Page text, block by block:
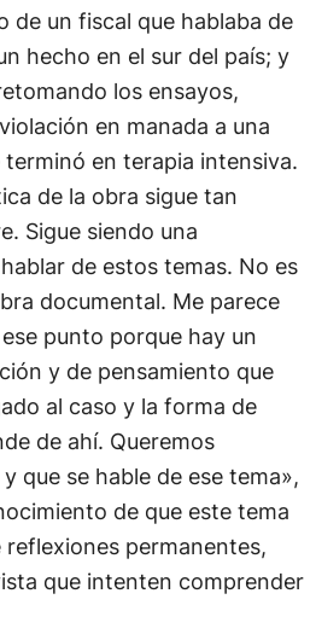
de un fiscal que hablaba de
hecho en el sur del país; y
los ensayos,
en manada a una
terminó en terapia intensiva.
de la obra sigue tan
Sigue siendo una
de estos temas. No es
documental. Me parece
punto porque hay un
y de pensamiento que
al caso y la forma de
de ahí. Queremos
que se hable de ese tema»,
de que este tema
permanentes,
que intenten comprender